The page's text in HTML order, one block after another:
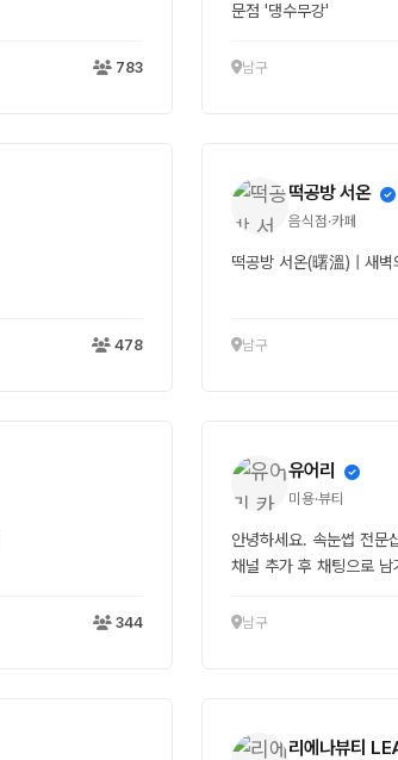
783
문점 '댕수무강'
남구
478
떡공방 서온
음식점·카페
떡공방 서온(曙溫) | 새벽
남구
344
유어리
미용·뷰티
안녕하세요. 속눈썹 전문
채널 추가 후 채팅으로 남
남구
리에나뷰티